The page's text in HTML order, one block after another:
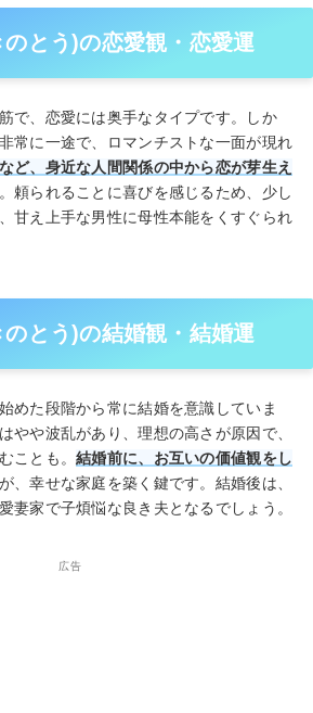
のとう)の恋愛観・恋愛運
で、恋愛には奥手なタイプです。しか
常に一途で、ロマンチストな一面が現れ
ど、身近な人間関係の中から恋が芽生え
頼られることに喜びを感じるため、少し
甘え上手な男性に母性本能をくすぐられ
のとう)の結婚観・結婚運
めた段階から常に結婚を意識していま
やや波乱があり、理想の高さが原因で、
ことも。結婚前に、お互いの価値観をし
、幸せな家庭を築く鍵です。結婚後は、
妻家で子煩悩な良き夫となるでしょう。
広告